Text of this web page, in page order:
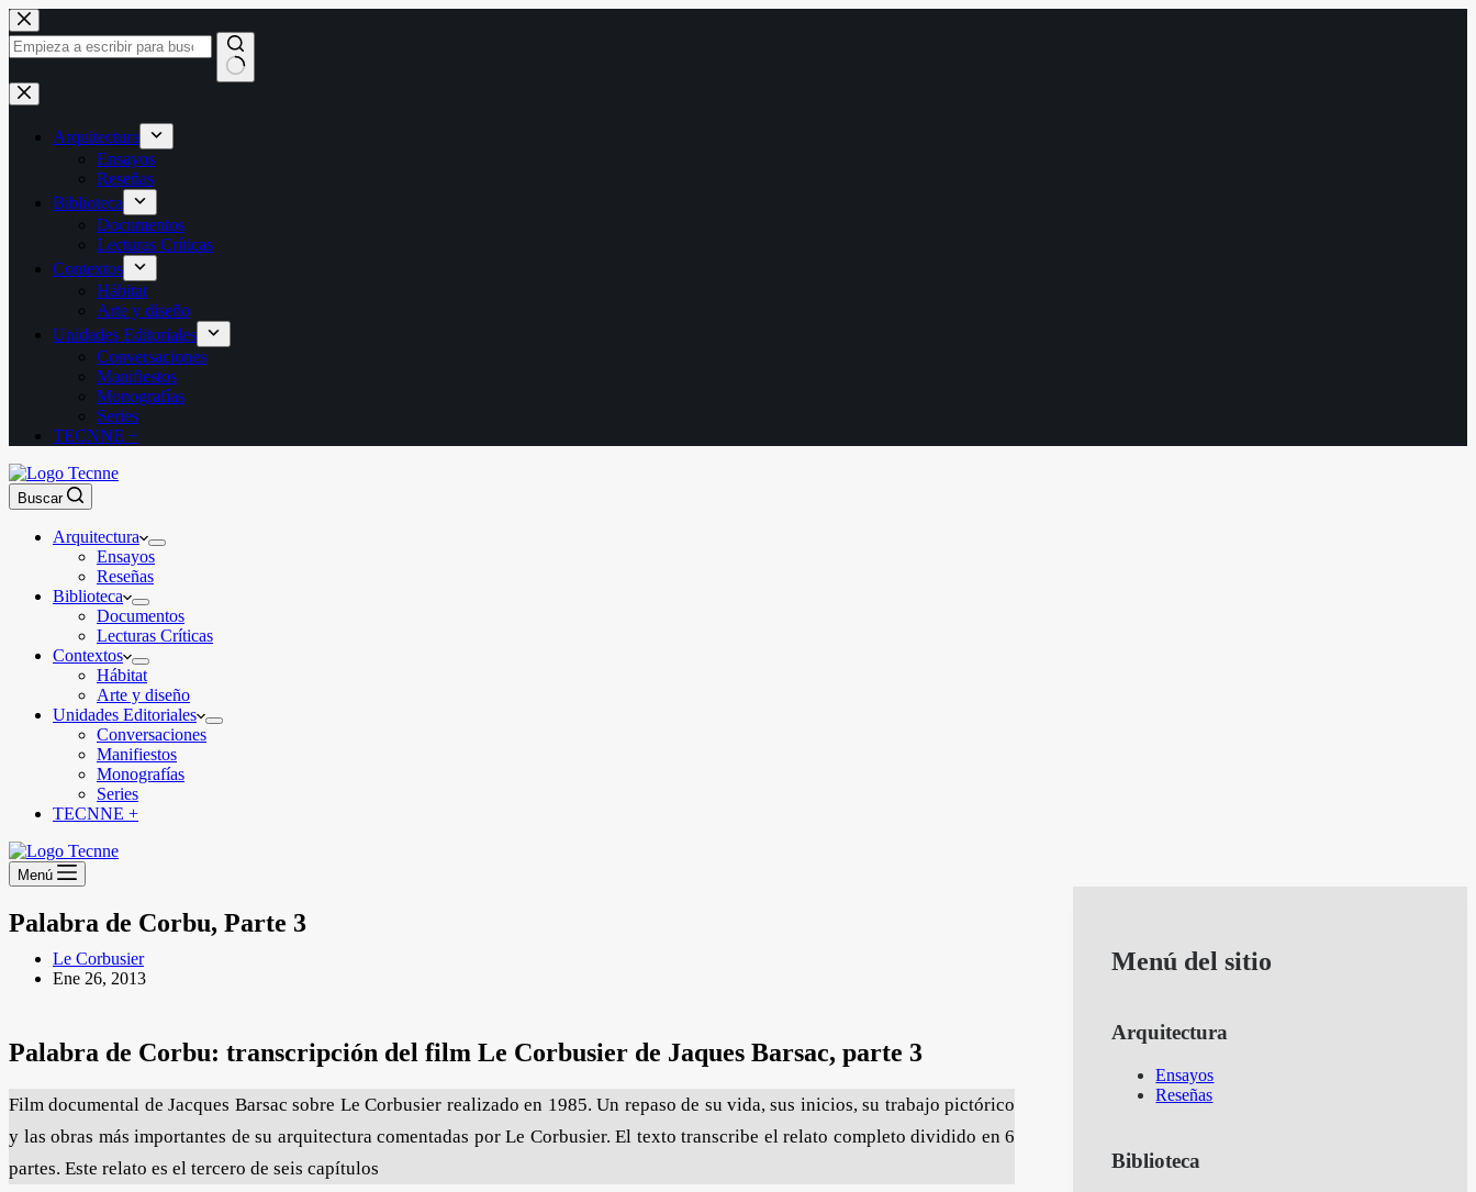
Saltar
al
contenido
Sin
resultados
Arquitectura
Ensayos
Reseñas
Biblioteca
Documentos
Lecturas Críticas
Contextos
Hábitat
Arte y diseño
Unidades Editoriales
Conversaciones
Manifiestos
Monografías
Series
TECNNE +
Buscar
Arquitectura
Ensayos
Reseñas
Biblioteca
Documentos
Lecturas Críticas
Contextos
Hábitat
Arte y diseño
Unidades Editoriales
Conversaciones
Manifiestos
Monografías
Series
TECNNE +
Menú
Palabra de Corbu, Parte 3
Le Corbusier
Ene 26, 2013
Palabra de Corbu: transcripción del film Le Corbusier de Jaques Barsac, parte 3
Film documental de Jacques Barsac sobre Le Corbusier realizado en 1985. Un repaso de su vida, sus inicios, su trabajo pictórico
y las obras más importantes de su arquitectura comentadas por Le Corbusier. El texto transcribe el relato completo dividido en 6
partes. Este relato es el tercero de seis capítulos
Menú del sitio
Arquitectura
Ensayos
Reseñas
Biblioteca